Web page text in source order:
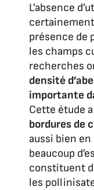
L’absence
présence de
les champs
recherches
densité
importante
Cette étude
bordures de
aussi bien
beaucoup
constituent
les